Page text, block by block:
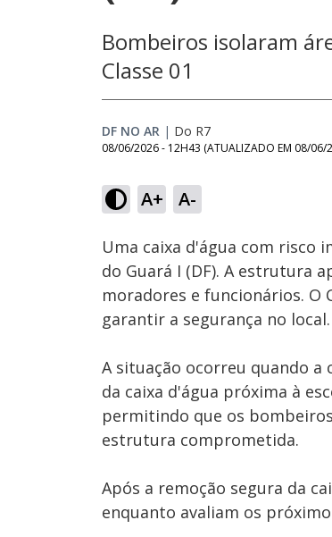
Bombeiros isolaram
Classe 01
DF NO AR | Do R7
08/06/2026 - 12H43 (ATUALIZADO EM 08/06/
A+ A-
Ativar
Som
Uma caixa d'água com risco
do Guará I (DF). A estrutura
moradores e funcionários. O
garantir a segurança no local.
A situação ocorreu quando
da caixa d'água próxima à
permitindo que os
estrutura comprometida.
Após a remoção segura da
enquanto avaliam os